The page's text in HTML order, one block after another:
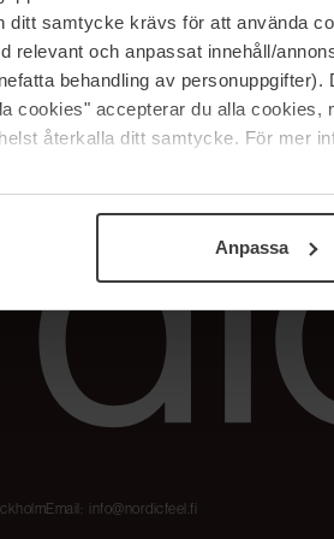
ditt samtycke krävs för att använda
relevant och anpassat innehåll/
behandling av
cookies" accepterar du alla cookies,
återkalla ditt samtycke. För mer
Anpassa
The Beauty Edit
Työskentele
NordicFeel Groupissa
Email:
info@nordicfeel.fi